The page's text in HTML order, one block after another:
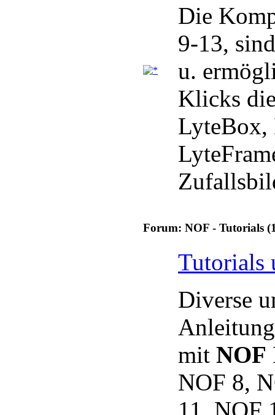
Die
9-13,
u.
Klicks
LyteBox,
Forum: NOF - Tutorials
Tutorials
Diverse
mit NOF
NOF 8,